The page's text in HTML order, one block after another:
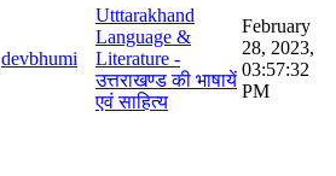
devbhumi
Utttarakhand
Language &
Literature -
उत्तराखण्ड की भाषायें
एवं साहित्य
February
28, 2023,
03:57:32
PM